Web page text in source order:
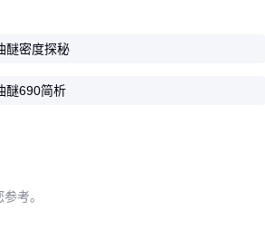
皂水冲洗
法能让苯基缩水甘油醚发挥最佳效果。
新问题。
醚密度探秘
醚690简析
考。